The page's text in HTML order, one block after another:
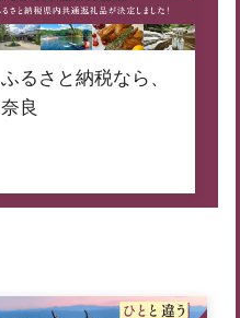
ふるさと納税なら、
奈良